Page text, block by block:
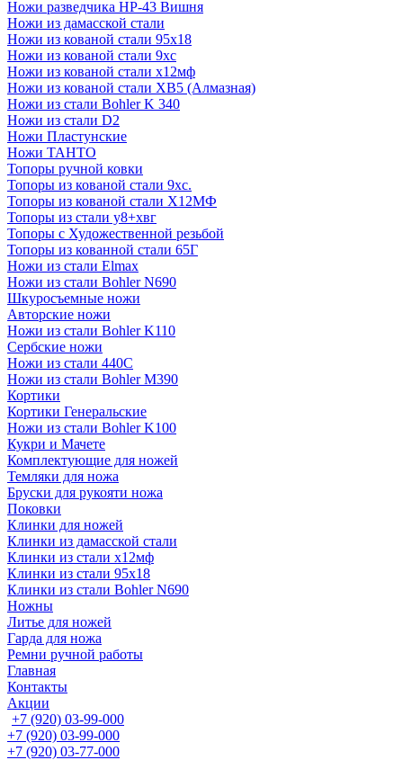
Ножи разведчика НР-43 Вишня
Ножи из дамасской стали
Ножи из кованой стали 95х18
Ножи из кованой стали 9хс
Ножи из кованой стали х12мф
Ножи из кованой стали ХВ5 (Алмазная)
Ножи из стали Bohler K 340
Ножи из стали D2
Ножи Пластунские
Ножи ТАНТО
Топоры ручной ковки
Топоры из кованой стали 9хс.
Топоры из кованой стали Х12МФ
Топоры из стали у8+хвг
Топоры с Художественной резьбой
Топоры из кованной стали 65Г
Ножи из стали Elmax
Ножи из стали Bohler N690
Шкуросъемные ножи
Авторские ножи
Ножи из стали Bohler K110
Сербские ножи
Ножи из стали 440С
Ножи из стали Bohler M390
Кортики
Кортики Генеральские
Ножи из стали Bohler K100
Кукри и Мачете
Комплектующие для ножей
Темляки для ножа
Бруски для рукояти ножа
Поковки
Клинки для ножей
Клинки из дамасской стали
Клинки из стали х12мф
Клинки из стали 95х18
Клинки из стали Bohler N690
Ножны
Литье для ножей
Гарда для ножа
Ремни ручной работы
Главная
Контакты
Акции
+7 (920) 03-99-000
+7 (920) 03-99-000
+7 (920) 03-77-000